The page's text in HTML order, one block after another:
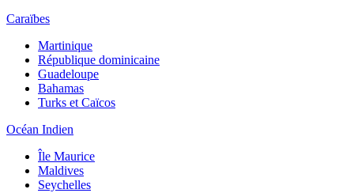
Caraïbes
Martinique
République dominicaine
Guadeloupe
Bahamas
Turks et Caïcos
Océan Indien
Île Maurice
Maldives
Seychelles